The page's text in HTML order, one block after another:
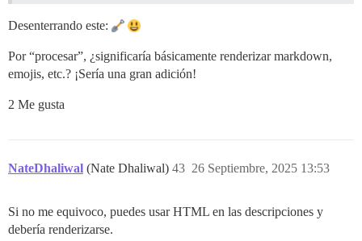
Desenterrando este:
Por “procesar”, ¿significaría básicamente renderizar markdown,
emojis, etc.? ¡Sería una gran adición!
2 Me gusta
NateDhaliwal (Nate Dhaliwal) 26 Septiembre, 2025 13:53
43
Si no me equivoco, puedes usar HTML en las descripciones y
debería renderizarse.